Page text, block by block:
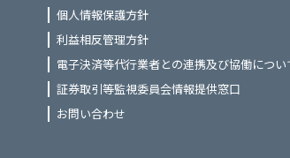
個人情報保護方針
利益相反管理方針
電子決済等代行業者との連携及び協働につい
証券取引等監視委員会情報提供窓口
お問い合わせ